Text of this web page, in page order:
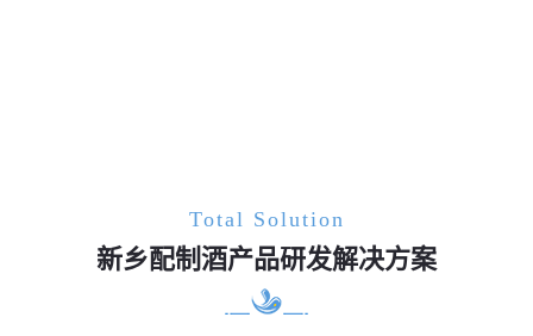
Total Solution
新乡配制酒产品研发解决方案